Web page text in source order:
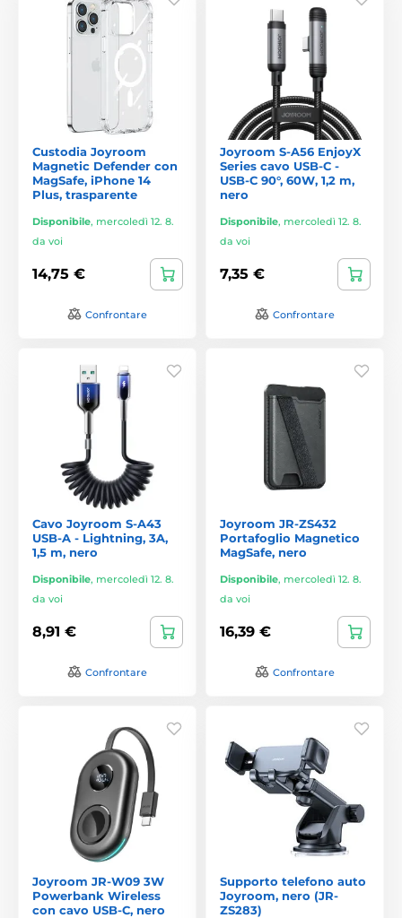
Custodia Joyroom
Magnetic Defender con
MagSafe, iPhone 14
Plus, trasparente
Disponibile, mercoledì 12. 8.
da voi
14,75 €
Confrontare
Joyroom S-A56 EnjoyX
Series cavo USB-C -
USB-C 90°, 60W, 1,2 m,
nero
Disponibile, mercoledì 12. 8.
da voi
7,35 €
Confrontare
Cavo Joyroom S-A43
USB-A - Lightning, 3A,
1,5 m, nero
Disponibile, mercoledì 12. 8.
da voi
8,91 €
Confrontare
Joyroom JR-ZS432
Portafoglio Magnetico
MagSafe, nero
Disponibile, mercoledì 12. 8.
da voi
16,39 €
Confrontare
Joyroom JR-W09 3W
Powerbank Wireless
con cavo USB-C, nero
Supporto telefono auto
Joyroom, nero (JR-
ZS283)